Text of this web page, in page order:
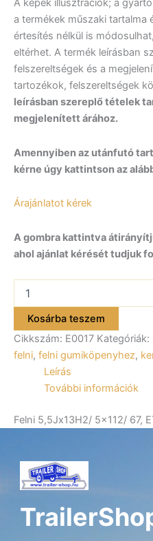
A képek illusztrációk; a
a termékek műszaki tartalma
értesítés nélkül is
eltérhet. A termék leírásban
felszereltségek és a
tartozékok, felszereltségek
leírásban szereplő tételek
megjelenített árához.
Amennyiben az utánfutó
kérne úgy kattintson az
Árajánlatot kérek
A gombra kattintva
ahol ajánlat kérését tudjuk
5,5Jx13H2/
5×112/
ET30,
195/50
kerékhez
Kosárba teszem
Cikkszám: E0017 Kategóriák:
felni, felni gumiköpenyhez,
Leírás
További információk
Felni 5,5Jx13H2/ 5×112/ 67,